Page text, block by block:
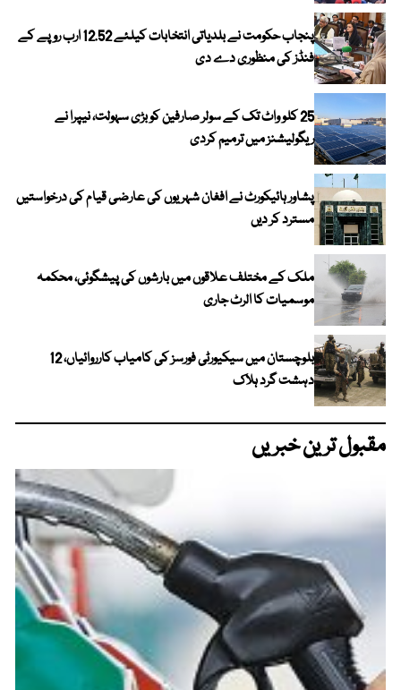
پنجاب حکومت نے بلدیاتی انتخابات کیلئے 12.52 ارب روپے کے
فنڈز کی منظوری دے دی
25 کلو واٹ تک کے سولر صارفین کو بڑی سہولت، نیپرا نے
ریگولیشنز میں ترمیم کردی
پشاور ہائیکورٹ نے افغان شہریوں کی عارضی قیام کی درخواستیں
مسترد کر دیں
ملک کے مختلف علاقوں میں بارشوں کی پیشگوئی، محکمہ
موسمیات کا الرٹ جاری
بلوچستان میں سیکیورٹی فورسز کی کامیاب کارروائیاں، 12
دہشت گرد ہلاک
مقبول ترین خبریں